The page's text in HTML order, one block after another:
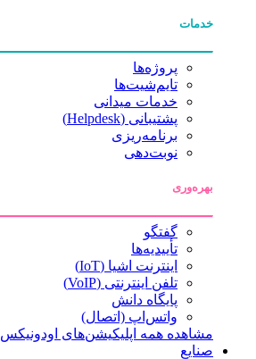
خدمات
پروژه‌ها
تایم‌شیت‌ها
خدمات میدانی
پشتیبانی (Helpdesk)
برنامه‌ریزی
نوبت‌دهی
بهره‌وری
گفتگو
تأییدیه‌ها
اینترنت اشیا (IoT)
تلفن اینترنتی (VoIP)
پایگاه دانش
واتس‌اپ (اتصال)
مشاهده همه اپلیکیشن‌های اودونیکس
صنایع